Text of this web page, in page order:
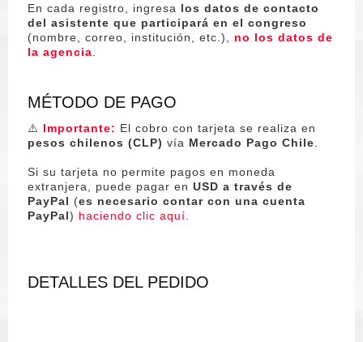
En cada registro, ingresa los datos de contacto
del asistente que participará en el congreso
(nombre, correo, institución, etc.), no los datos de
la agencia
MÉTODO DE PAGO
⚠️ Importante: El cobro con tarjeta se realiza en
pesos chilenos (CLP) vía Mercado Pago Chile
Si su tarjeta no permite pagos en moneda
extranjera, puede pagar en USD a través de
PayPal (es necesario contar con una cuenta
PayPal) haciendo clic aquí
DETALLES DEL PEDIDO